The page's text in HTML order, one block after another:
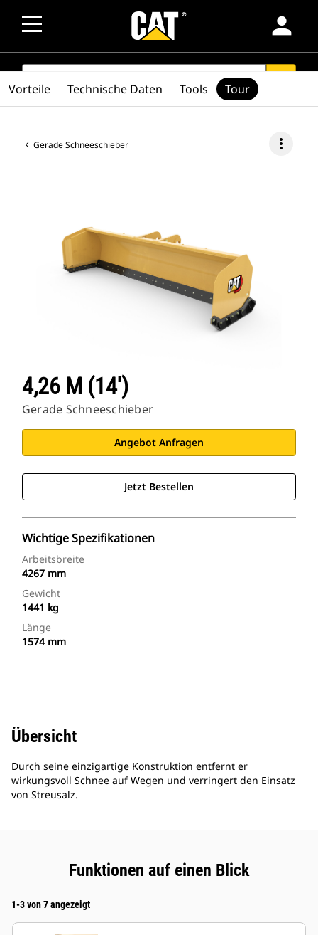
person
SEARCH
Gerade Schneeschieber more_vert
4,26 M (14')
Gerade Schneeschieber
Angebot Anfragen
Jetzt Bestellen
Wichtige Spezifikationen
Arbeitsbreite
4267 mm
Gewicht
1441 kg
Länge
1574 mm
Vorteile Technische Daten Tools Tour
Übersicht
Durch seine einzigartige Konstruktion entfernt er
wirkungsvoll Schnee auf Wegen und verringert den Einsatz
von Streusalz.
Funktionen auf einen Blick
1-3 von 7 angezeigt